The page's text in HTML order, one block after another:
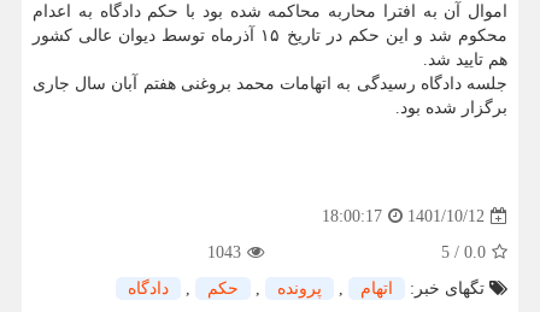
اموال آن به افترا محاربه محاکمه شده بود با حکم دادگاه به اعدام
محکوم شد و این حکم در تاریخ ۱۵ آذرماه توسط دیوان عالی کشور
هم تایید شد.
جلسه دادگاه رسیدگی به اتهامات محمد بروغنی هفتم آبان سال جاری
برگزار شده بود.
1401/10/12
18:00:17
0.0
/
5
1043
تگهای خبر:
اتهام , پرونده , حكم , دادگاه